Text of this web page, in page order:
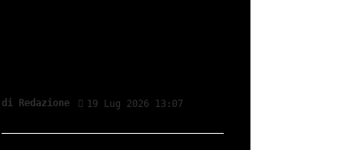
di Red­azio­ne 19 Lug 2026 13:07